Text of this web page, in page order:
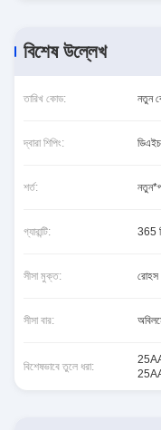
বিশেষ উল্লেখ
তারিখ কোড: নতুন
দ্বারা শিপিং:
শর্ত:
গ্যারান্টি: 365
সীসা মুক্ত: রোহস
সীসা বার:
বিশেষভাবে তুলে ধরা: